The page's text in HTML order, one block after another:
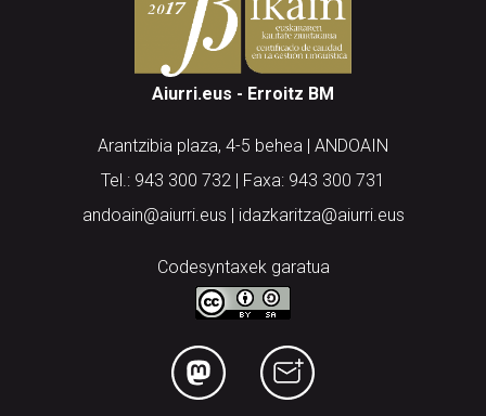
Aiurri.eus - Erroitz BM
Arantzibia plaza, 4-5 behea | ANDOAIN
Tel.: 943 300 732 | Faxa: 943 300 731
andoain@aiurri.eus | idazkaritza@aiurri.eus
Codesyntaxek garatua